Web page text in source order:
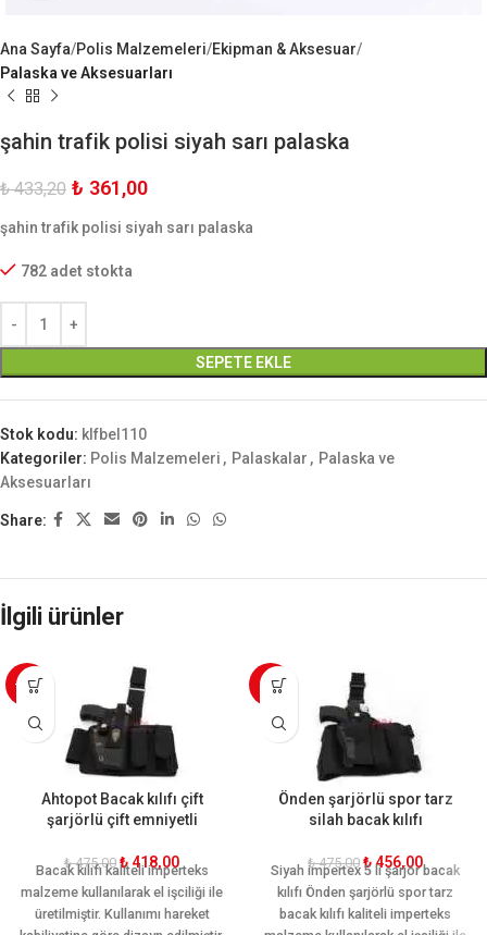
Ana Sayfa Polis Malzemeleri Ekipman & Aksesuar
Palaska ve Aksesuarları
şahin trafik polisi siyah sarı palaska
₺433,20 ₺ 361,00
şahin trafik polisi siyah sarı palaska
782 adet stokta
SEPETE EKLE
Stok kodu: klfbel110
Kategoriler: Polis Malzemeleri , Palaskalar , Palaska ve
Aksesuarları
Share:
İlgili ürünler
-12%
Ahtopot Bacak kılıfı çift
şarjörlü çift emniyetli
₺475,00 ₺ 418,00
Bacak kılıfı kaliteli imperteks
malzeme kullanılarak el işciliği ile
üretilmiştir. Kullanımı hareket
-4%
Önden şarjörlü spor tarz
silah bacak kılıfı
₺475,00 ₺456,00
Siyah impertex 5 li şarjör bacak
kılıfı Önden şarjörlü spor tarz
bacak kılıfı kaliteli imperteks